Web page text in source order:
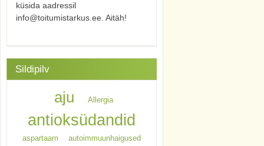
küsida aadressil
info@toitumistarkus.ee. Aitäh!
Sildipilv
aju Allergia
antioksüdandid
aspartaam autoimmuunhaigused